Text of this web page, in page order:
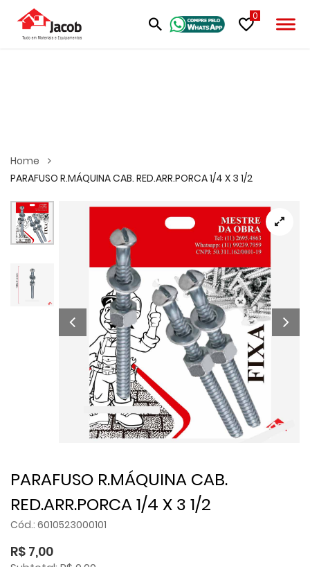
0
Home
PARAFUSO R.MÁQUINA CAB. RED.ARR.PORCA 1/4 X 3 1/2
PARAFUSO R.MÁQUINA CAB.
RED.ARR.PORCA 1/4 X 3 1/2
Cód.: 6010523000101
R$ 7,00